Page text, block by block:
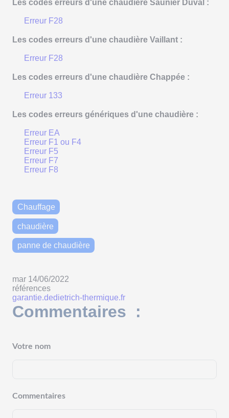
Les codes erreurs d'une chaudière Saunier Duval :
Erreur F28
Les codes erreurs d'une chaudière Vaillant :
Erreur F28
Les codes erreurs d'une chaudière Chappée :
Erreur 133
Les codes erreurs génériques d'une chaudière :
Erreur EA
Erreur F1 ou F4
Erreur F5
Erreur F7
Erreur F8
Chauffage
chaudière
panne de chaudière
mar 14/06/2022
références
garantie.dedietrich-thermique.fr
Commentaires :
Votre nom
Commentaires